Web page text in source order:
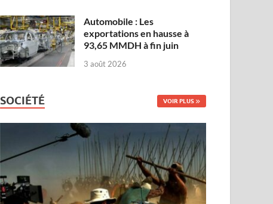
Automobile : Les
exportations en hausse à
93,65 MMDH à fin juin
3 août 2026
SOCIÉTÉ VOIR PLUS